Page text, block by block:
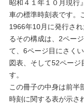
昭和４１年１０月現行
車の標準時刻表です。
1966年10月に発行さ
るその構成は、2ペー
て、6ページ目にさく
図表、そして52ページ
す。
この冊子の中身は前半
時刻に関する表が示さ